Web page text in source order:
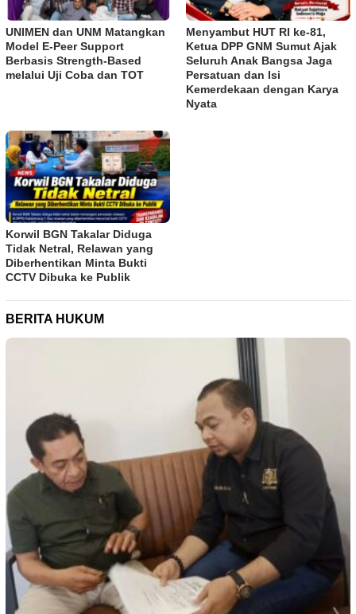
UNIMEN dan UNM Matangkan
Model E-Peer Support
Berbasis Strength-Based
melalui Uji Coba dan TOT
Menyambut HUT RI ke-81,
Ketua DPP GNM Sumut Ajak
Seluruh Anak Bangsa Jaga
Persatuan dan Isi
Kemerdekaan dengan Karya
Nyata
Korwil BGN Takalar Diduga
Tidak Netral, Relawan yang
Diberhentikan Minta Bukti
CCTV Dibuka ke Publik
BERITA HUKUM